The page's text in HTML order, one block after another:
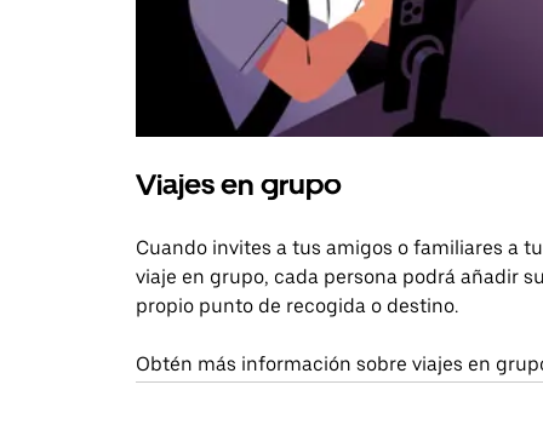
Viajes en grupo
Cuando invites a tus amigos o familiares a tu
viaje en grupo, cada persona podrá añadir su
propio punto de recogida o destino.
Obtén más información sobre viajes en